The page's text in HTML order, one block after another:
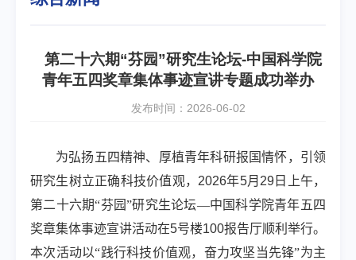
第二十六期“芬园”研究生论坛-中国科学院
青年五四奖章集体事迹宣讲专题成功举办
发布时间：2026-06-02
为弘扬五四精神、厚植青年科研报国情怀，引领
研究生树立正确科技价值观， 2026年5月 29 日上午，
第二十六期“芬园”研究生论坛—中国科学院青年五四
奖章集体事迹宣讲活动在5号楼100报告厅顺利举行。
本次活动以“践行科技价值观，奋力攻坚当先锋”为主